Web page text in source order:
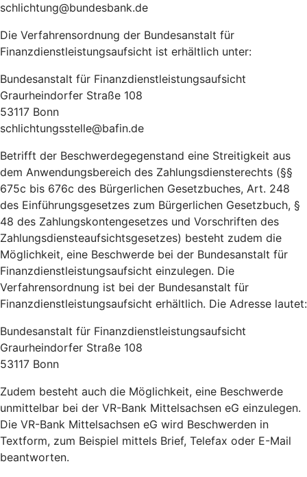
schlichtung@bundesbank.de
Die Verfahrensordnung der Bundesanstalt für
Finanzdienstleistungsaufsicht ist erhältlich unter:
Bundesanstalt für Finanzdienstleistungsaufsicht
Graurheindorfer Straße 108
53117 Bonn
schlichtungsstelle@bafin.de
Betrifft der Beschwerdegegenstand eine Streitigkeit aus
dem Anwendungsbereich des Zahlungsdiensterechts (§§
675c bis 676c des Bürgerlichen Gesetzbuches, Art. 248
des Einführungsgesetzes zum Bürgerlichen Gesetzbuch, §
48 des Zahlungskontengesetzes und Vorschriften des
Zahlungsdiensteaufsichtsgesetzes) besteht zudem die
Möglichkeit, eine Beschwerde bei der Bundesanstalt für
Finanzdienstleistungsaufsicht einzulegen. Die
Verfahrensordnung ist bei der Bundesanstalt für
Finanzdienstleistungsaufsicht erhältlich. Die Adresse lautet:
Bundesanstalt für Finanzdienstleistungsaufsicht
Graurheindorfer Straße 108
53117 Bonn
Zudem besteht auch die Möglichkeit, eine Beschwerde
unmittelbar bei der VR-Bank Mittelsachsen eG einzulegen.
Die VR-Bank Mittelsachsen eG wird Beschwerden in
Textform, zum Beispiel mittels Brief, Telefax oder E-Mail
beantworten.